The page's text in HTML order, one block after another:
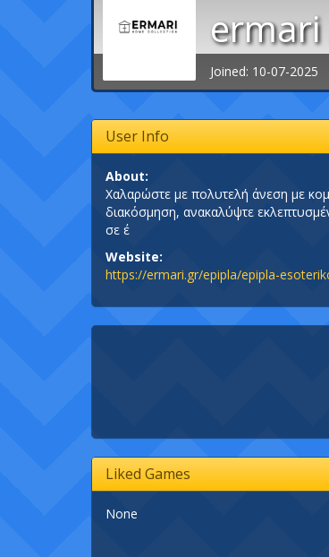
ermari
Joined: 10-07-2025
User Info
About:
Χαλαρώστε με πολυτελή άνεση με
διακόσμηση, ανακαλύψτε
σε έ
Website:
https://ermari.gr/epipla/epipla-
Liked Games
None